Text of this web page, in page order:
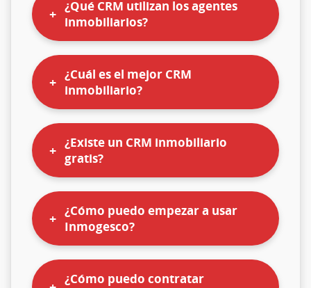
¿Qué CRM utilizan los agentes
inmobiliarios?
¿Cuál es el mejor CRM
inmobiliario?
¿Existe un CRM inmobiliario
gratis?
¿Cómo puedo empezar a usar
Inmogesco?
¿Cómo puedo contratar